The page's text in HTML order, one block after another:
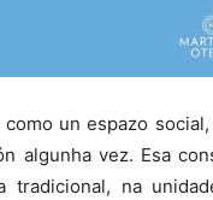
un espazo
algunha vez. Esa
tradicional, na